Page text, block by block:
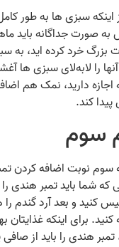
اینکه سبزی‌ ها به طور
به صورت جداگانه باید
بزرگ خرد کرده‌ اید، به
را لابه‌لای سبزی‌ ها
اجازه دارید، نمک هم
پیدا کند.
سوم
سوم نوبت اضافه کردن
که شما باید تمبر هندی
کنید و بعد آرد گندم
کنید. برای اینکه غذایتان
تمبر هندی را باید از